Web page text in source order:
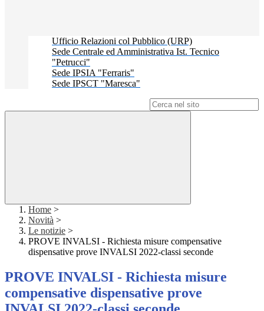
Ufficio Relazioni col Pubblico (URP)
Sede Centrale ed Amministrativa Ist. Tecnico
"Petrucci"
Sede IPSIA "Ferraris"
Sede IPSCT "Maresca"
Home >
Novità >
Le notizie >
PROVE INVALSI - Richiesta misure compensative
dispensative prove INVALSI 2022-classi seconde
PROVE INVALSI - Richiesta misure
compensative dispensative prove